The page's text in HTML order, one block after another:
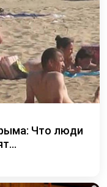
Что люди